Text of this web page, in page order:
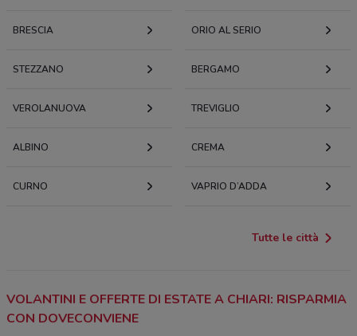
BRESCIA ORIO AL SERIO
STEZZANO BERGAMO
VEROLANUOVA TREVIGLIO
ALBINO CREMA
CURNO VAPRIO D’ADDA
Tutte le città
VOLANTINI E OFFERTE DI ESTATE A CHIARI: RISPARMIA
CON DOVECONVIENE